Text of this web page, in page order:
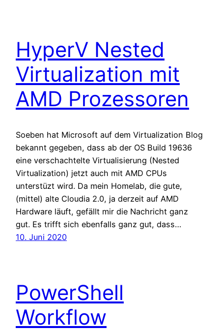
HyperV Nested
Virtualization mit
AMD Prozessoren
Soeben hat Microsoft auf dem Virtualization Blog
bekannt gegeben, dass ab der OS Build 19636
eine verschachtelte Virtualisierung (Nested
Virtualization) jetzt auch mit AMD CPUs
unterstüzt wird. Da mein Homelab, die gute,
(mittel) alte Cloudia 2.0, ja derzeit auf AMD
Hardware läuft, gefällt mir die Nachricht ganz
gut. Es trifft sich ebenfalls ganz gut, dass…
10. Juni 2020
PowerShell
Workflow